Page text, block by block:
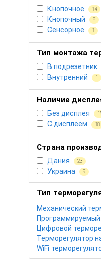
Кнопочное 14
Кнопочный 8
Сенсорное 1
Тип монтажа
В подрезетник
Внутренний 1
Наличие
Без дисплея
С дисплеем 18
Страна
Дания 23
Украина 9
Тип
Механический
Цифровой
Терморегулятор
WiFi